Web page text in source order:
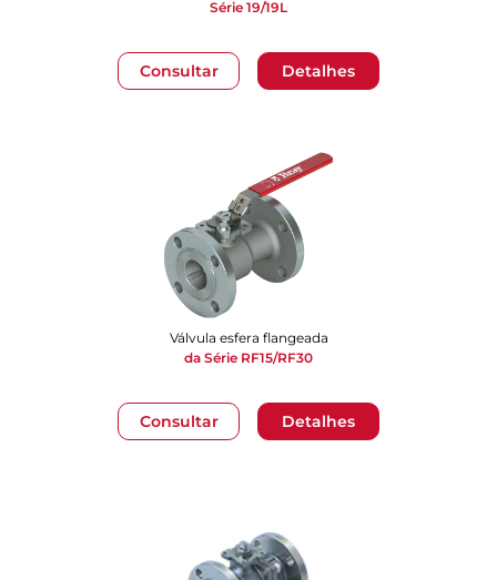
Consultar Detalhes
Série 19/19L
Consultar Detalhes
Válvula esfera flangeada
da Série RF15/RF30